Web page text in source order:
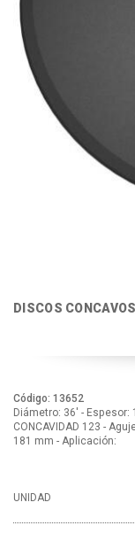
DISCOS
Código: 13652
Diámetro: 36' -
CONCAVIDAD 123 -
181 mm - Aplicación:
UNIDAD